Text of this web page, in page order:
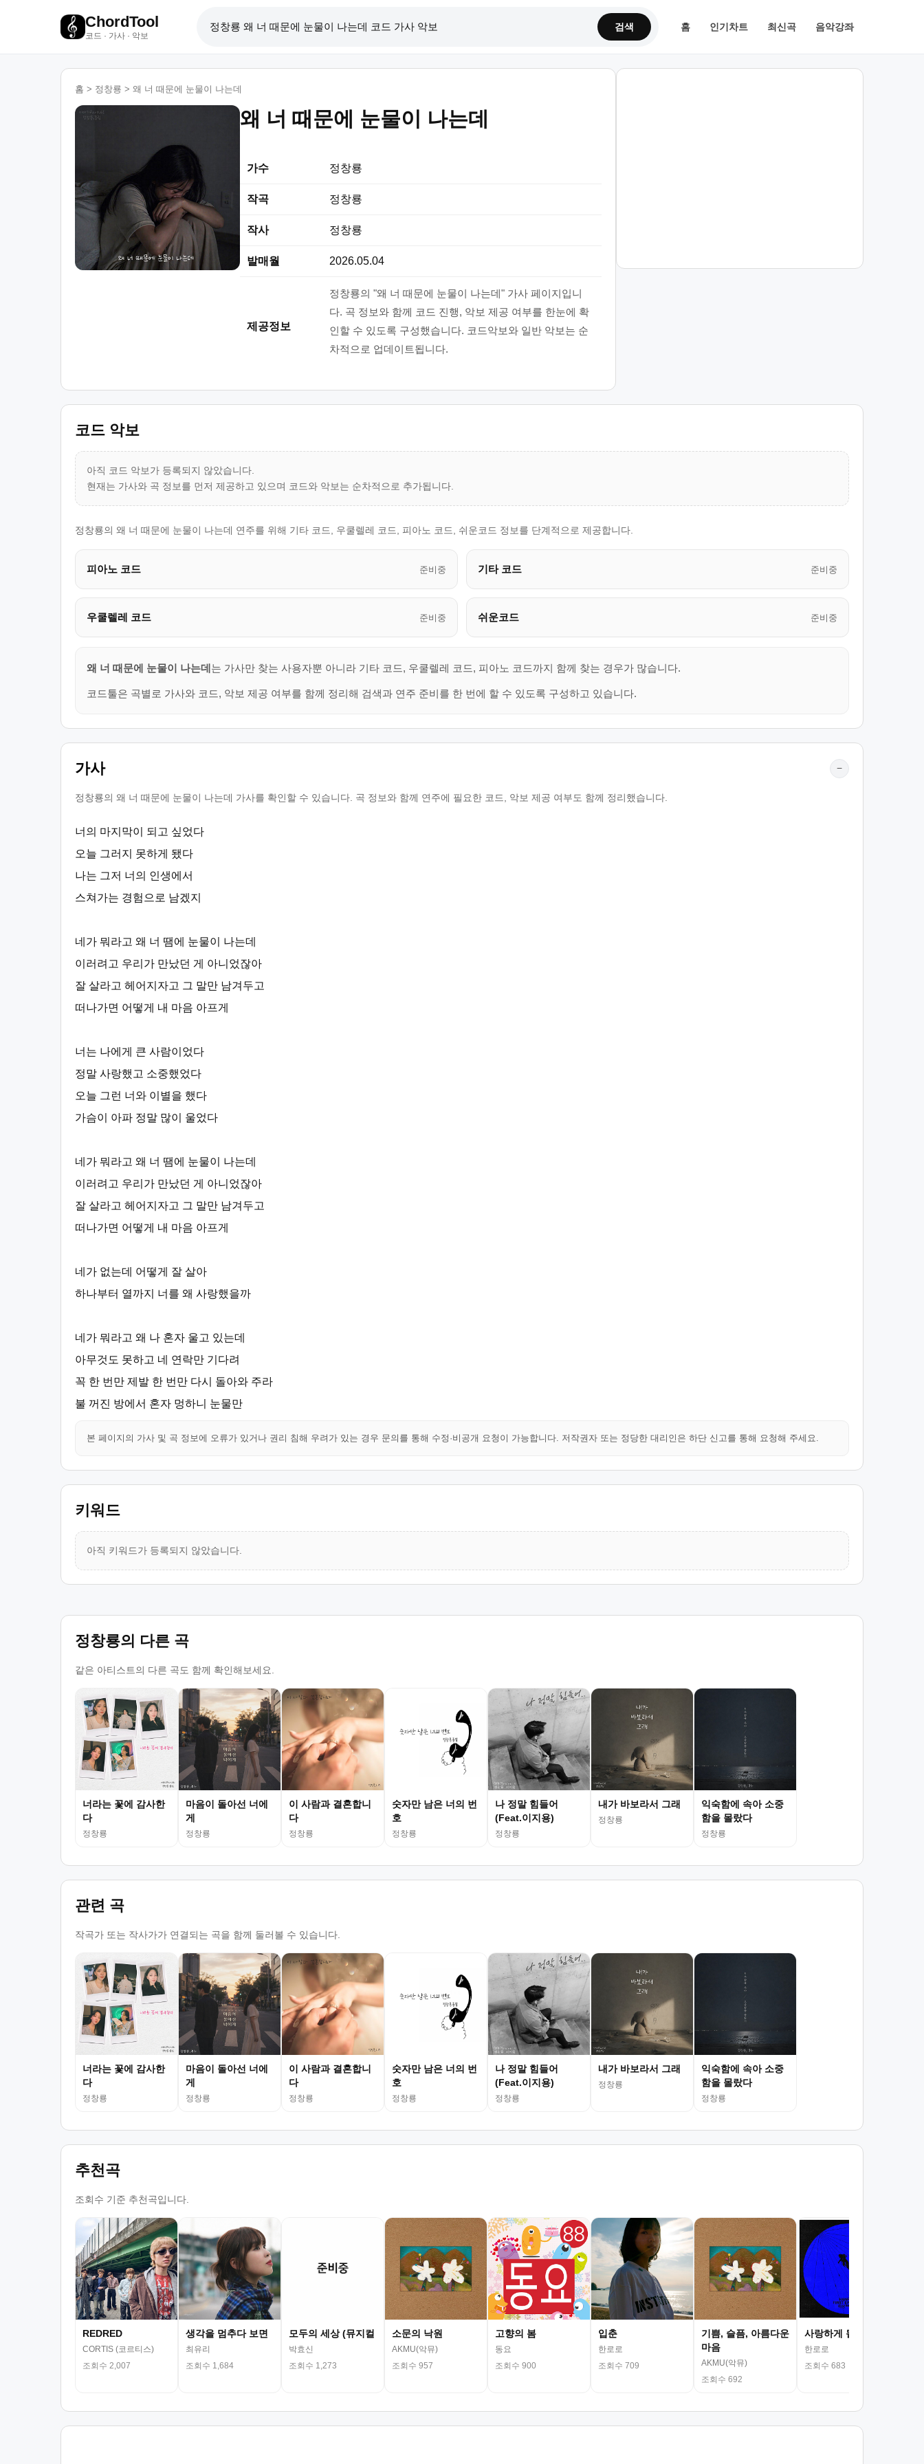
ChordTool
코드 · 가사 · 악보
검색 홈 인기차트 최신곡 음악강좌
홈 > 정창룡 > 왜 너 때문에 눈물이 나는데
왜 너 때문에 눈물이 나는데
가수 정창룡
작곡 정창룡
작사 정창룡
발매월 2026.05.04
제공정보
정창룡의 "왜 너 때문에 눈물이 나는데" 가사 페이지입니
다. 곡 정보와 함께 코드 진행, 악보 제공 여부를 한눈에 확
인할 수 있도록 구성했습니다. 코드악보와 일반 악보는 순
차적으로 업데이트됩니다.
코드 악보
아직 코드 악보가 등록되지 않았습니다.
현재는 가사와 곡 정보를 먼저 제공하고 있으며 코드와 악보는 순차적으로 추가됩니다.
정창룡의 왜 너 때문에 눈물이 나는데 연주를 위해 기타 코드, 우쿨렐레 코드, 피아노 코드, 쉬운코드 정보를 단계적으로 제공합니다.
피아노 코드 준비중 기타 코드 준비중
우쿨렐레 코드 준비중 쉬운코드 준비중
왜 너 때문에 눈물이 나는데 는 가사만 찾는 사용자뿐 아니라 기타 코드, 우쿨렐레 코드, 피아노 코드까지 함께 찾는 경우가 많습니다.
코드툴은 곡별로 가사와 코드, 악보 제공 여부를 함께 정리해 검색과 연주 준비를 한 번에 할 수 있도록 구성하고 있습니다.
가사 −
정창룡의 왜 너 때문에 눈물이 나는데 가사를 확인할 수 있습니다. 곡 정보와 함께 연주에 필요한 코드, 악보 제공 여부도 함께 정리했습니다.
너의 마지막이 되고 싶었다
오늘 그러지 못하게 됐다
나는 그저 너의 인생에서
스쳐가는 경험으로 남겠지
네가 뭐라고 왜 너 땜에 눈물이 나는데
이러려고 우리가 만났던 게 아니었잖아
잘 살라고 헤어지자고 그 말만 남겨두고
떠나가면 어떻게 내 마음 아프게
너는 나에게 큰 사람이었다
정말 사랑했고 소중했었다
오늘 그런 너와 이별을 했다
가슴이 아파 정말 많이 울었다
네가 뭐라고 왜 너 땜에 눈물이 나는데
이러려고 우리가 만났던 게 아니었잖아
잘 살라고 헤어지자고 그 말만 남겨두고
떠나가면 어떻게 내 마음 아프게
네가 없는데 어떻게 잘 살아
하나부터 열까지 너를 왜 사랑했을까
네가 뭐라고 왜 나 혼자 울고 있는데
아무것도 못하고 네 연락만 기다려
꼭 한 번만 제발 한 번만 다시 돌아와 주라
불 꺼진 방에서 혼자 멍하니 눈물만
본 페이지의 가사 및 곡 정보에 오류가 있거나 권리 침해 우려가 있는 경우 문의를 통해 수정·비공개 요청이 가능합니다. 저작권자 또는 정당한 대리인은 하단 신고를 통해 요청해 주세요.
키워드
아직 키워드가 등록되지 않았습니다.
정창룡의 다른 곡
같은 아티스트의 다른 곡도 함께 확인해보세요.
너라는 꽃에 감사한
다
정창룡
마음이 돌아선 너에
게
정창룡
이 사람과 결혼합니
다
정창룡
숫자만 남은 너의 번
호
정창룡
나 정말 힘들어
(Feat.이지용)
정창룡
내가 바보라서 그래
정창룡
익숙함에 속아 소중
함을 몰랐다
정창룡
관련 곡
작곡가 또는 작사가가 연결되는 곡을 함께 둘러볼 수 있습니다.
너라는 꽃에 감사한
다
정창룡
마음이 돌아선 너에
게
정창룡
이 사람과 결혼합니
다
정창룡
숫자만 남은 너의 번
호
정창룡
나 정말 힘들어
(Feat.이지용)
정창룡
내가 바보라서 그래
정창룡
익숙함에 속아 소중
함을 몰랐다
정창룡
추천곡
조회수 기준 추천곡입니다.
REDRED
CORTIS (코르티스)
조회수 2,007
생각을 멈추다 보면
최유리
조회수 1,684
모두의 세상 (뮤지컬
박효신
조회수 1,273
소문의 낙원
AKMU(악뮤)
조회수 957
고향의 봄
동요
조회수 900
입춘
한로로
조회수 709
기쁨, 슬픔, 아름다운
마음
AKMU(악뮤)
조회수 692
사랑하게 될 거야
한로로
조회수 683